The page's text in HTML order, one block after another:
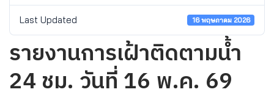
Last Updated 16 พฤษภาคม 2026
รายงานการเฝ้าติดตามน้ำ
24 ชม. วันที่ 16 พ.ค. 69